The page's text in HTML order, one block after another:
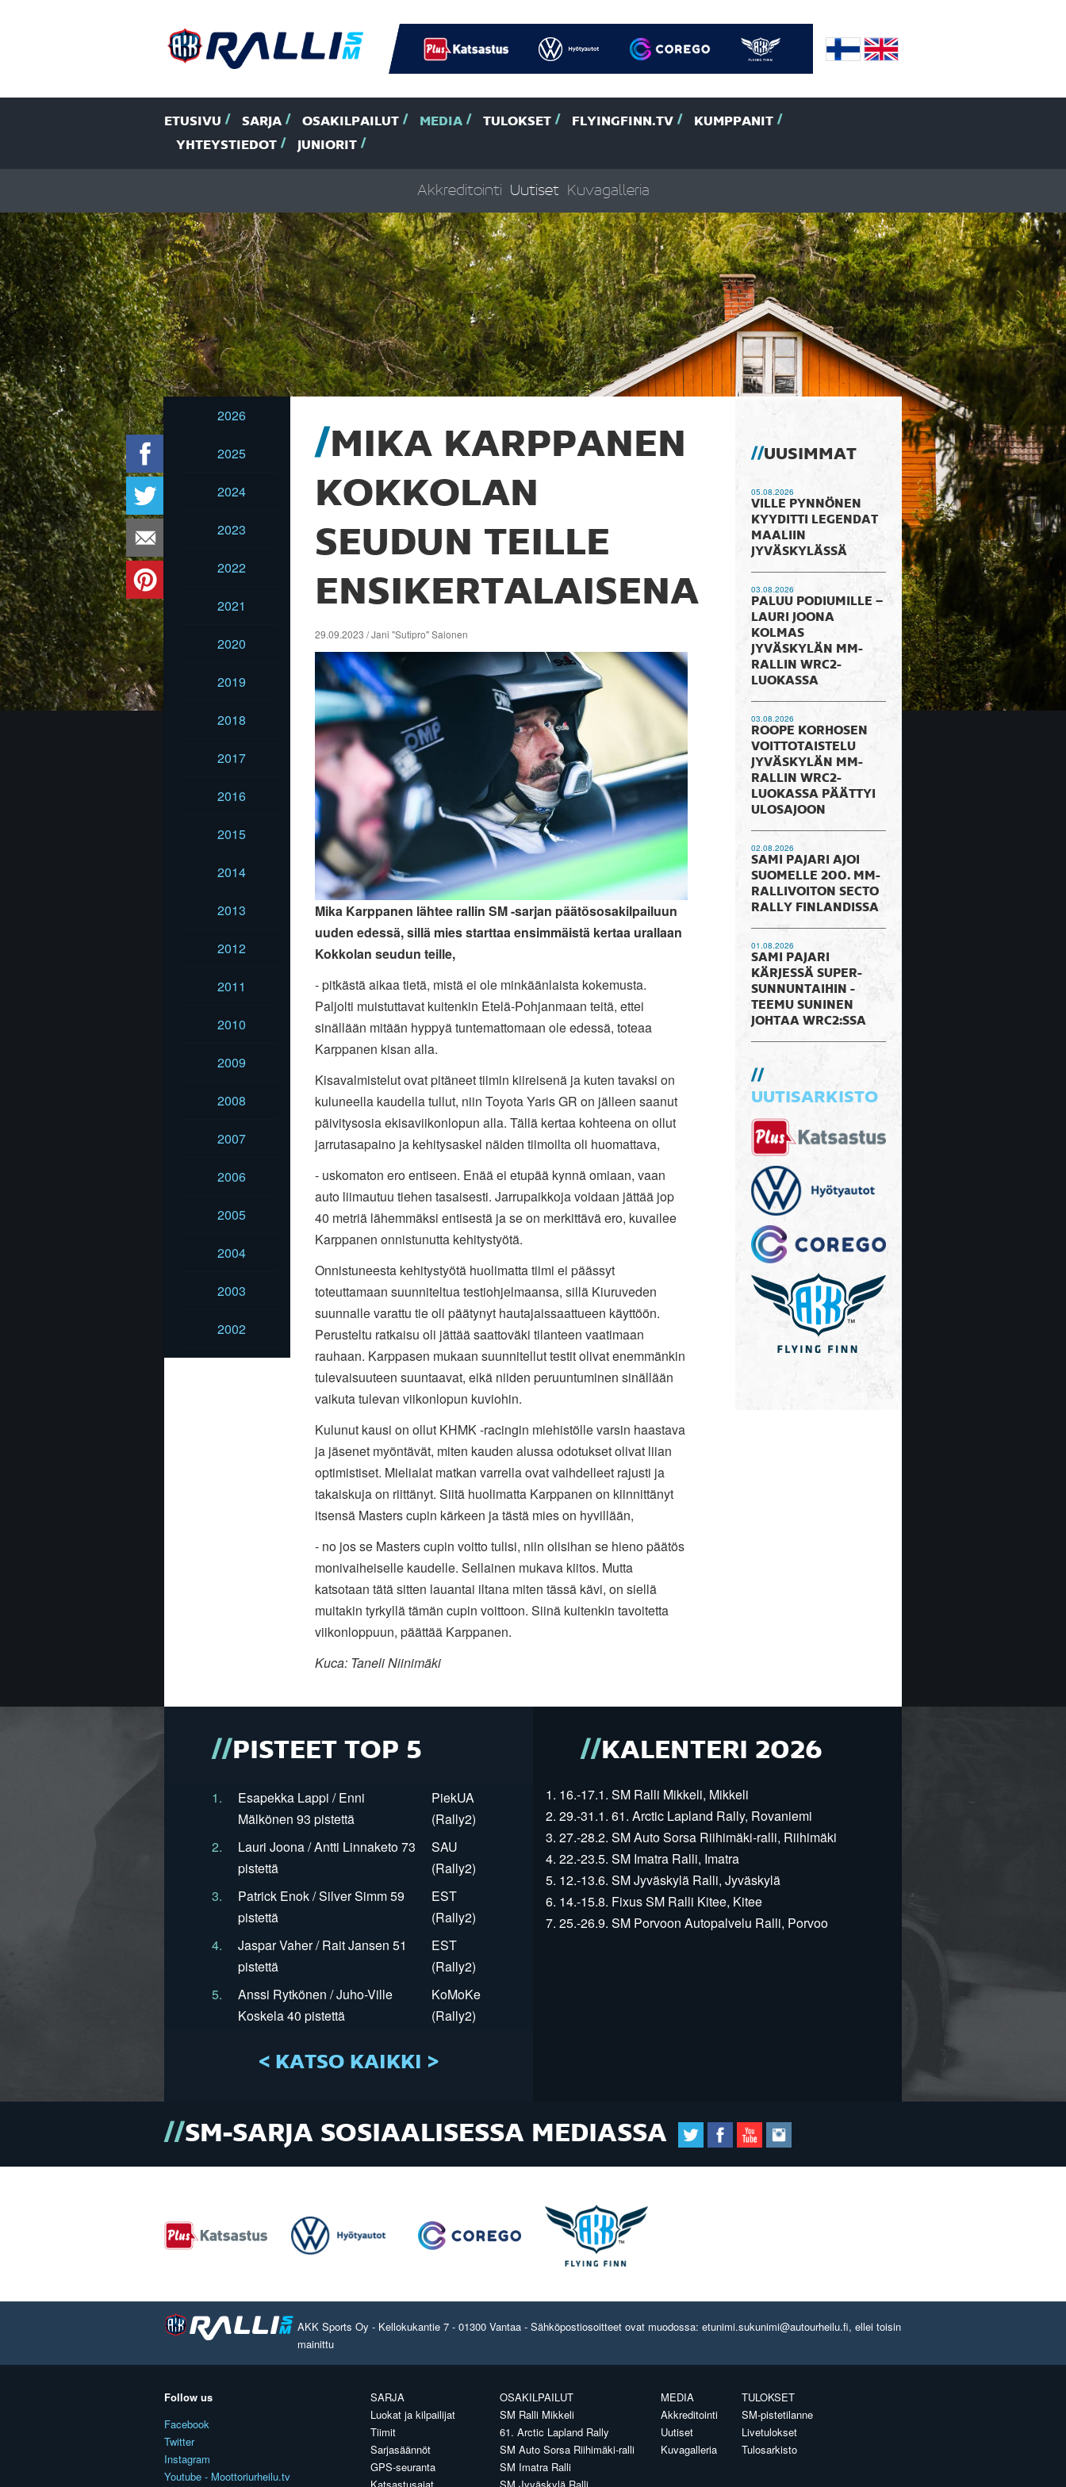
ETUSIVU SARJA OSAKILPAILUT MEDIA TULOKSET FLYINGFINN.TV
KUMPPANIT
YHTEYSTIEDOT
JUNIORIT
Akkreditointi Uutiset Kuvagalleria
2026
2025
2024
2023
2022
2021
2020
2019
2018
2017
2016
2015
2014
2013
2012
2011
2010
2009
2008
2007
2006
2005
2004
2003
2002
MIKA KARPPANEN
KOKKOLAN
SEUDUN TEILLE
ENSIKERTALAISENA
29.09.2023 / Jani "Sutipro" Salonen
Mika Karppanen lähtee rallin SM -sarjan päätösosakilpailuun
uuden edessä, sillä mies starttaa ensimmäistä kertaa urallaan
Kokkolan seudun teille,
- pitkästä aikaa tietä, mistä ei ole minkäänlaista kokemusta.
Paljolti muistuttavat kuitenkin Etelä-Pohjanmaan teitä, ettei
sinällään mitään hyppyä tuntemattomaan ole edessä, toteaa
Karppanen kisan alla.
Kisavalmistelut ovat pitäneet tiimin kiireisenä ja kuten tavaksi on
kuluneella kaudella tullut, niin Toyota Yaris GR on jälleen saanut
päivitysosia ekisaviikonlopun alla. Tällä kertaa kohteena on ollut
jarrutasapaino ja kehitysaskel näiden tiimoilta oli huomattava,
- uskomaton ero entiseen. Enää ei etupää kynnä omiaan, vaan
auto liimautuu tiehen tasaisesti. Jarrupaikkoja voidaan jättää jop
40 metriä lähemmäksi entisestä ja se on merkittävä ero, kuvailee
Karppanen onnistunutta kehitystyötä.
Onnistuneesta kehitystyötä huolimatta tiimi ei päässyt
toteuttamaan suunniteltua testiohjelmaansa, sillä Kiuruveden
suunnalle varattu tie oli päätynyt hautajaissaattueen käyttöön.
Perusteltu ratkaisu oli jättää saattoväki tilanteen vaatimaan
rauhaan. Karppasen mukaan suunnitellut testit olivat enemmänkin
tulevaisuuteen suuntaavat, eikä niiden peruuntuminen sinällään
vaikuta tulevan viikonlopun kuviohin.
Kulunut kausi on ollut KHMK -racingin miehistölle varsin haastava
ja jäsenet myöntävät, miten kauden alussa odotukset olivat liian
optimistiset. Mielialat matkan varrella ovat vaihdelleet rajusti ja
takaiskuja on riittänyt. Siitä huolimatta Karppanen on kiinnittänyt
itsensä Masters cupin kärkeen ja tästä mies on hyvillään,
- no jos se Masters cupin voitto tulisi, niin olisihan se hieno päätös
monivaiheiselle kaudelle. Sellainen mukava kiitos. Mutta
katsotaan tätä sitten lauantai iltana miten tässä kävi, on siellä
muitakin tyrkyllä tämän cupin voittoon. Siinä kuitenkin tavoitetta
viikonloppuun, päättää Karppanen.
Kuca: Taneli Niinimäki
UUSIMMAT
05.08.2026
VILLE PYNNÖNEN
KYYDITTI LEGENDAT
MAALIIN
JYVÄSKYLÄSSÄ
03.08.2026
PALUU PODIUMILLE –
LAURI JOONA
KOLMAS
JYVÄSKYLÄN MM-
RALLIN WRC2-
LUOKASSA
03.08.2026
ROOPE KORHOSEN
VOITTOTAISTELU
JYVÄSKYLÄN MM-
RALLIN WRC2-
LUOKASSA PÄÄTTYI
ULOSAJOON
02.08.2026
SAMI PAJARI AJOI
SUOMELLE 200. MM-
RALLIVOITON SECTO
RALLY FINLANDISSA
01.08.2026
SAMI PAJARI
KÄRJESSÄ SUPER-
SUNNUNTAIHIN -
TEEMU SUNINEN
JOHTAA WRC2:SSA
UUTISARKISTO
PISTEET TOP 5
1.
Esapekka Lappi / Enni
Mälkönen 93 pistettä
PiekUA
(Rally2)
2.
Lauri Joona / Antti Linnaketo 73
pistettä
SAU
(Rally2)
3.
Patrick Enok / Silver Simm 59
pistettä
EST
(Rally2)
4.
Jaspar Vaher / Rait Jansen 51
pistettä
EST
(Rally2)
5.
Anssi Rytkönen / Juho-Ville
Koskela 40 pistettä
KoMoKe
(Rally2)
< KATSO KAIKKI >
KALENTERI 2026
1. 16.-17.1. SM Ralli Mikkeli, Mikkeli
2. 29.-31.1. 61. Arctic Lapland Rally, Rovaniemi
3. 27.-28.2. SM Auto Sorsa Riihimäki-ralli, Riihimäki
4. 22.-23.5. SM Imatra Ralli, Imatra
5. 12.-13.6. SM Jyväskylä Ralli, Jyväskylä
6. 14.-15.8. Fixus SM Ralli Kitee, Kitee
7. 25.-26.9. SM Porvoon Autopalvelu Ralli, Porvoo
SM-SARJA SOSIAALISESSA MEDIASSA
AKK Sports Oy - Kellokukantie 7 - 01300 Vantaa - Sähköpostiosoitteet ovat muodossa: etunimi.sukunimi@autourheilu.fi, ellei toisin
mainittu
Follow us
Facebook
Twitter
Instagram
Youtube - Moottoriurheilu.tv
SARJA
Luokat ja kilpailijat
Tiimit
Sarjasäännöt
GPS-seuranta
OSAKILPAILUT
SM Ralli Mikkeli
61. Arctic Lapland Rally
SM Auto Sorsa Riihimäki-ralli
SM Imatra Ralli
MEDIA
Akkreditointi
Uutiset
Kuvagalleria
TULOKSET
SM-pistetilanne
Livetulokset
Tulosarkisto